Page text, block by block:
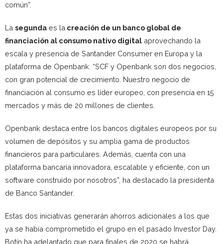
común”.
La segunda es la creación de un banco global de
financiación al consumo nativo digital aprovechando la
escala y presencia de Santander Consumer en Europa y la
plataforma de Openbank. “SCF y Openbank son dos negocios,
con gran potencial de crecimiento. Nuestro negocio de
financiación al consumo es líder europeo, con presencia en 15
mercados y más de 20 millones de clientes.
Openbank destaca entre los bancos digitales europeos por su
volumen de depósitos y su amplia gama de productos
financieros para particulares. Además, cuenta con una
plataforma bancaria innovadora, escalable y eficiente, con un
software construido por nosotros”, ha destacado la presidenta
de Banco Santander.
Estas dos iniciativas generarán ahorros adicionales a los que
ya se había comprometido el grupo en el pasado Investor Day.
Botín ha adelantado que para finales de 2020 se habrá